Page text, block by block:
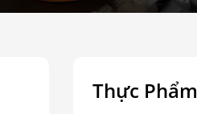
Thực Phẩm